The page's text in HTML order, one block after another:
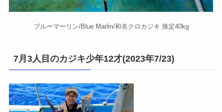
ブルーマーリン/Blue Marlin/和名クロカジキ 推定40kg
7月3人目のカジキ少年12才(2023年7/23)